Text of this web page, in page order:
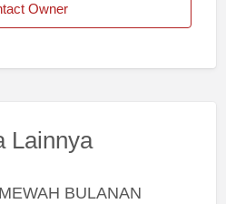
Owner
Lainnya
BULANAN